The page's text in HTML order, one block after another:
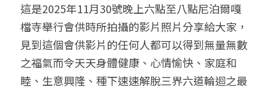
這是2025年11月30號晚上六點至八點尼泊爾嘎
檔寺舉行會供時所拍攝的影片照片分享給大家，
見到這個會供影片的任何人都可以得到無量無數
之福氣而令天天身體健康、心情愉快、家庭和
睦、生意興隆、種下速速解脫三界六道輪迴之最